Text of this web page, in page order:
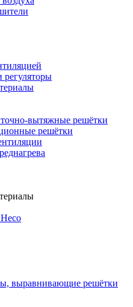
вытяжные решётки
решётки
выравнивающие решётки